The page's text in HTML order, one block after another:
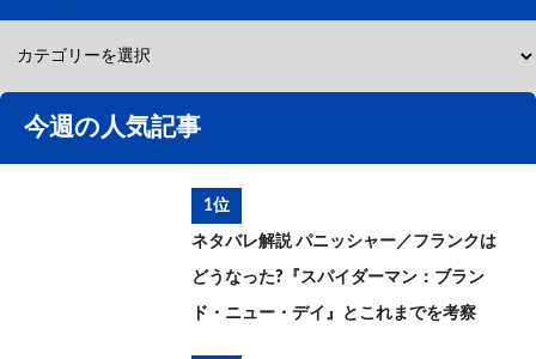
今週の人気記事
1位
ネタバレ解説 パニッシャー／フランクは
どうなった?『スパイダーマン：ブラン
ド・ニュー・デイ』とこれまでを考察